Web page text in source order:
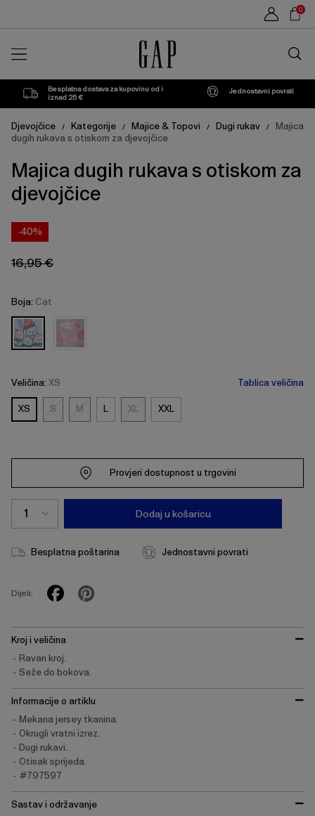
0
trgovini
Besplatna dostava za kupovinu od i
iznad 25 €
Jednostavni povrati
Djevojčice / Kategorije / Majice & Topovi / Dugi rukav /
Majica
dugih rukava s otiskom za djevojčice
Majica dugih rukava s otiskom za
djevojčice
-40%
16,95 €
Boja: Cat
može
ažurirati
na
odabira
Veličina: XS Tablica veličina
može
ažurirati
na
odabira
XS SS MM L XL
XL XXL
Provjeri dostupnost u trgovini
Dodaj u košaricu
Besplatna poštarina Jednostavni povrati
Dijeli:
Kroj i veličina
Ravan kroj.
Seže do bokova.
Informacije o artiklu
Mekana jersey tkanina.
Okrugli vratni izrez.
Dugi rukavi.
Otisak sprijeda.
#797597
Sastav i održavanje